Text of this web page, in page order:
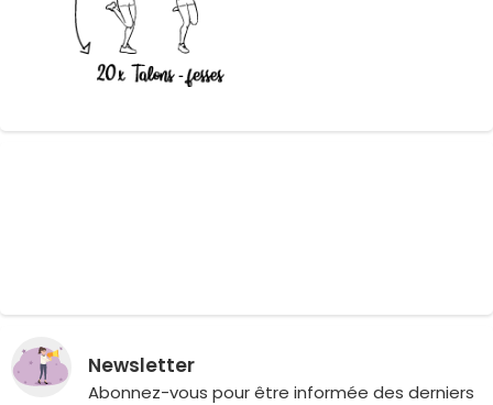
Newsletter
Abonnez-vous pour être informée des derniers